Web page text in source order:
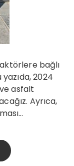
2024
asfalt
Ayrıca,